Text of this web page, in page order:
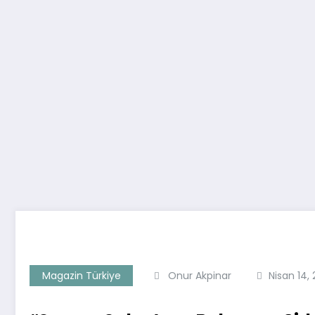
Magazin Türkiye Onur Akpinar Nisan 14,